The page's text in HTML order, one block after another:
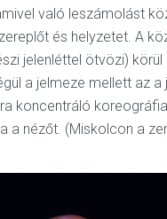
való leszámolást
és helyzetet. A
jelenléttel ötvözi)
a jelmeze mellett az
koncentráló
a nézőt. (Miskolcon a